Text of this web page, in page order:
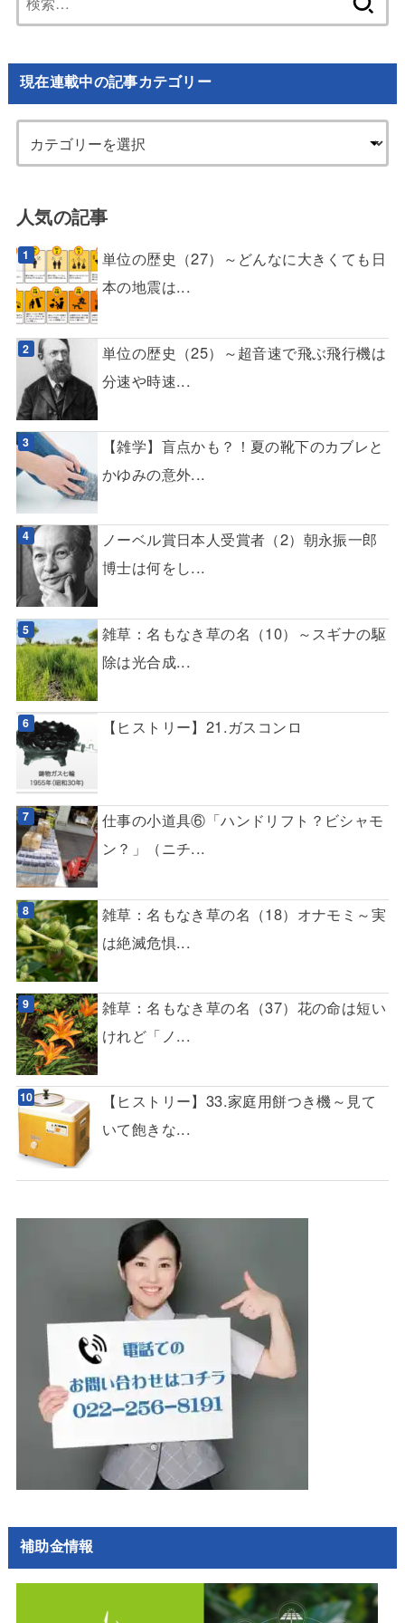
索:
現在連載中の記事カテゴリー
人気の記事
単位の歴史（27）～どんなに大きくても日
本の地震は...
単位の歴史（25）～超音速で飛ぶ飛行機は
分速や時速...
【雑学】盲点かも？！夏の靴下のカブレと
かゆみの意外...
ノーベル賞日本人受賞者（2）朝永振一郎
博士は何をし...
雑草：名もなき草の名（10）～スギナの駆
除は光合成...
【ヒストリー】21.ガスコンロ
仕事の小道具⑥「ハンドリフト？ビシャモ
ン？」（ニチ...
雑草：名もなき草の名（18）オナモミ～実
は絶滅危惧...
雑草：名もなき草の名（37）花の命は短い
けれど「ノ...
【ヒストリー】33.家庭用餅つき機～見て
いて飽きな...
補助金情報